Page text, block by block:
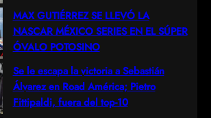
MAX GUTIÉRREZ SE LLEVÓ LA
NASCAR MÉXICO SERIES EN EL SÚPER
ÓVALO POTOSINO
Se le escapa la victoria a Sebastián
Álvarez en Road América; Pietro
Fittipaldi, fuera del top-10